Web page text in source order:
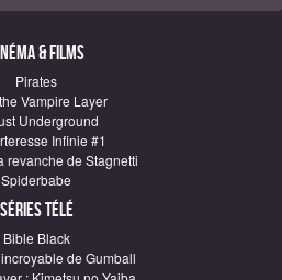
& Films
Pirates
Vampire Layer
Underground
Infinie #1
revanche de Stagnetti
Spiderbabe
Séries télé
Bible Black
de Gumball